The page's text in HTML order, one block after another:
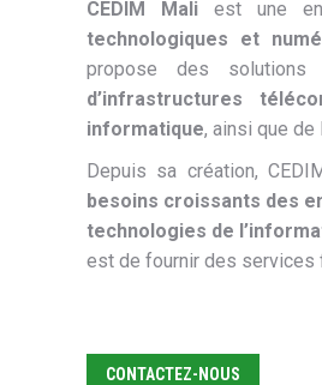
CEDIM Mali est une
technologiques et
propose des
d’infrastructures
informatique, ainsi que de
Depuis sa création,
besoins croissants des
technologies de
est de fournir des services
CONTACTEZ-NOUS